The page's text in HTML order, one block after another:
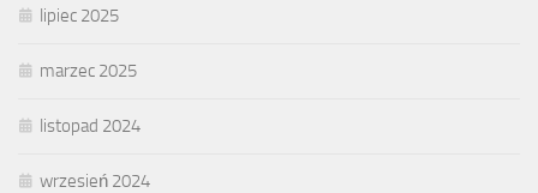
lipiec 2025
marzec 2025
listopad 2024
wrzesień 2024